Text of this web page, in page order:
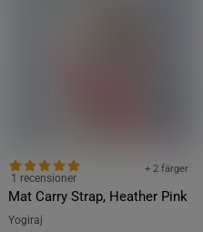
Mat Carry Strap, Heather Pink
+ 2 färger
1 recensioner
Yogiraj